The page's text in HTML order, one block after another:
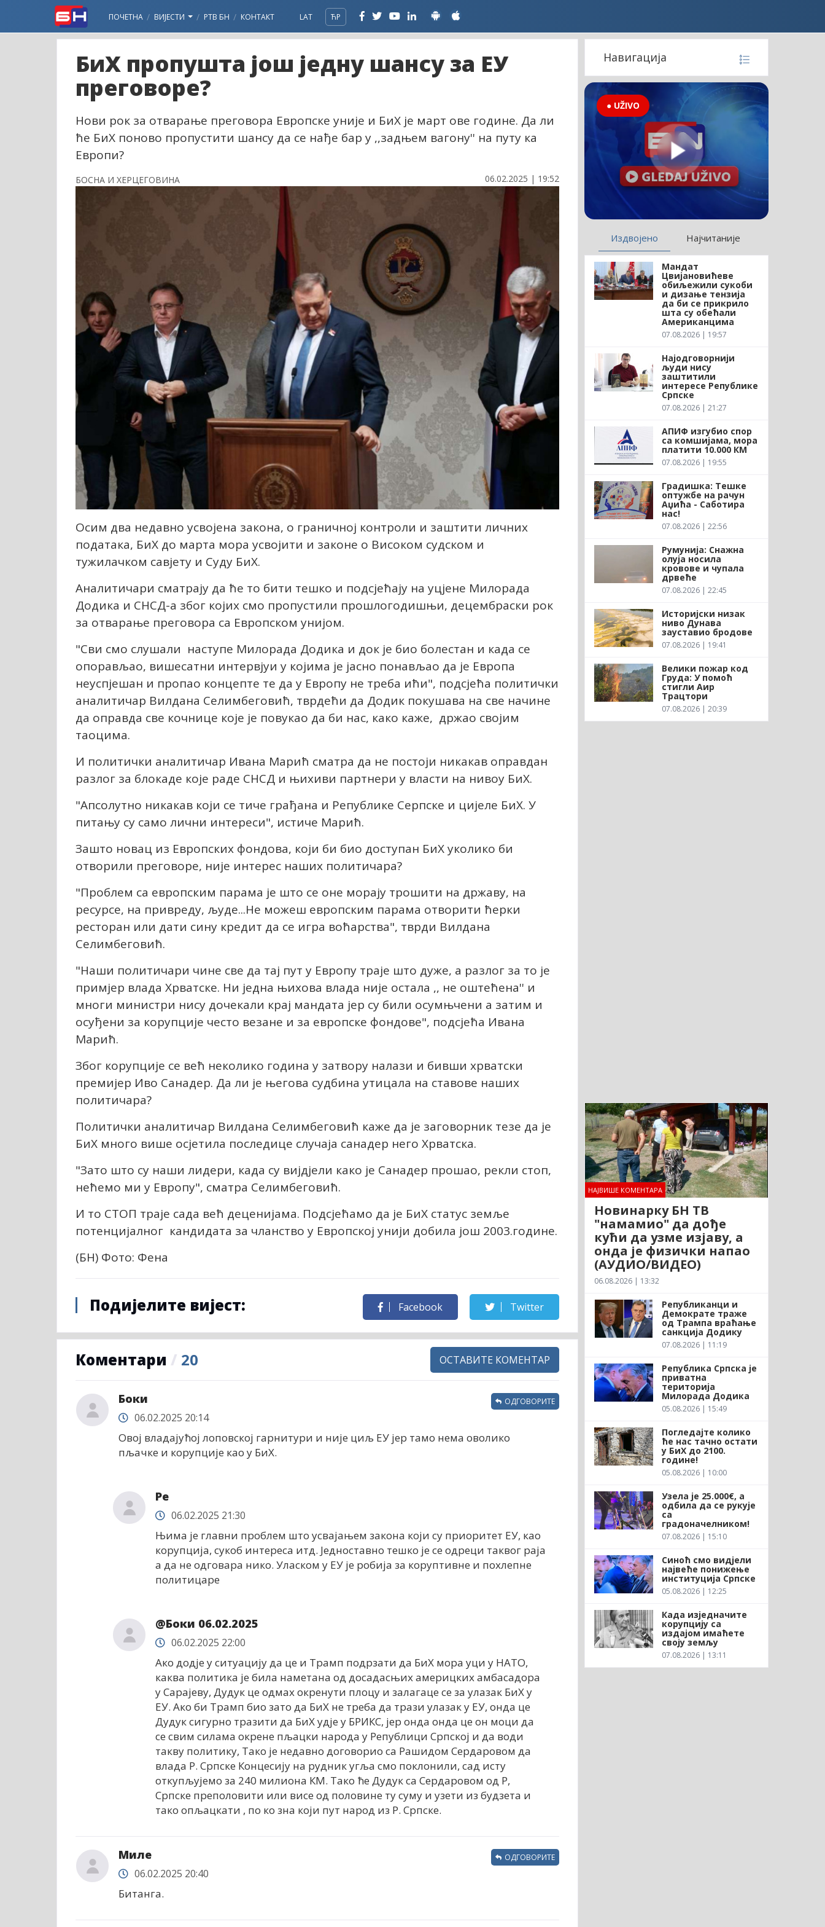
ПОЧЕТНА ВИЈЕСТИ РТВ БН КОНТАКТ LAT ЋР
БиХ пропушта још једну шансу за ЕУ
преговоре?
Нови рок за отварање преговора Европске уније и БиХ је март ове године. Да ли
ће БиХ поново пропустити шансу да се нађе бар у ,,задњем вагону'' на путу ка
Европи?
БОСНА И ХЕРЦЕГОВИНА 06.02.2025 | 19:52
Осим два недавно усвојена закона, о граничној контроли и заштити личних
података, БиХ до марта мора усвојити и законе о Високом судском и
тужилачком савјету и Суду БиХ.
Аналитичари сматрају да ће то бити тешко и подсјећају на уцјене Милорада
Додика и СНСД-а због којих смо пропустили прошлогодишњи, децембраски рок
за отварање преговора са Европском унијом.
"Сви смо слушали наступе Милорада Додика и док је био болестан и када се
опорављао, вишесатни интервјуи у којима је јасно понављао да је Европа
неуспјешан и пропао концепте те да у Европу не треба ићи", подсјећа политички
аналитичар Вилдана Селимбеговић, тврдећи да Додик покушава на све начине
да оправда све кочнице које је повукао да би нас, како каже, држао својим
таоцима.
И политички аналитичар Ивана Марић сматра да не постоји никакав оправдан
разлог за блокаде које раде СНСД и њихиви партнери у власти на нивоу БиХ.
"Апсолутно никакав који се тиче грађана и Републике Серпске и цијеле БиХ. У
питању су само лични интереси", истиче Марић.
Зашто новац из Европских фондова, који би био доступан БиХ уколико би
отворили преговоре, није интерес наших политичара?
"Проблем са европским парама је што се оне морају трошити на државу, на
ресурсе, на привреду, људе...Не можеш европским парама отворити ћерки
ресторан или дати сину кредит да се игра воћарства", тврди Вилдана
Селимбеговић.
"Наши политичари чине све да тај пут у Европу траје што дуже, а разлог за то је
примјер влада Хрватске. Ни једна њихова влада није остала ,, не оштећена'' и
многи министри нису дочекали крај мандата јер су били осумњчени а затим и
осуђени за корупције често везане и за европске фондове", подсјећа Ивана
Марић.
Због корупције се већ неколико година у затвору налази и бивши хрватски
премијер Иво Санадер. Да ли је његова судбина утицала на ставове наших
политичара?
Политички аналитичар Вилдана Селимбеговић каже да је заговорник тезе да је
БиХ много више осјетила последице случаја санадер него Хрватска.
"Зато што су наши лидери, када су вијдјели како је Санадер прошао, рекли стоп,
нећемо ми у Европу", сматра Селимбеговић.
И то СТОП траје сада већ деценијама. Подсјећамо да је БиХ статус земље
потенцијалног кандидата за чланство у Европској унији добила још 2003.године.
(БН) Фото: Фена
Подијелите вијест: Facebook Twitter
Коментари / 20 ОСТАВИТЕ КОМЕНТАР
Боки
06.02.2025 20:14
Овој владајућој лоповској гарнитури и није циљ ЕУ јер тамо нема оволико
пљачке и корупције као у БиХ.
ОДГОВОРИТЕ
Ре
06.02.2025 21:30
Њима је главни проблем што усвајањем закона који су приоритет ЕУ, као
корупција, сукоб интереса итд. Једноставно тешко је се одреци таквог раја
а да не одговара нико. Уласком у ЕУ је робија за коруптивне и похлепне
политицаре
@Боки 06.02.2025
06.02.2025 22:00
Ако додје у ситуацију да це и Трамп подрзати да БиХ мора уци у НАТО,
каква политика је била наметана од досадасњих америцких амбасадора
у Сарајеву, Дудук це одмах окренути плоцу и залагаце се за улазак БиХ у
ЕУ. Ако би Трамп био зато да БиХ не треба да трази улазак у ЕУ, онда це
Дудук сигурно тразити да БиХ удје у БРИКС, јер онда онда це он моци да
се свим силама окрене пљацки народа у Републици Српској и да води
такву политику, Тако је недавно договорио са Рашидом Сердаровом да
влада Р. Српске Концесију на рудник угља смо поклонили, сад исту
откупљујемо за 240 милиона КМ. Тако ће Дудук са Сердаровом од Р,
Српске преполовити или висе од половине ту суму и узети из будзета и
тако опљацкати , по ко зна који пут народ из Р. Српске.
Миле
06.02.2025 20:40
Битанга.
ОДГОВОРИТЕ
Навигација
● UŽIVO
Издвојено Најчитаније
Мандат
Цвијановићеве
обиљежили сукоби
и дизање тензија
да би се прикрило
шта су обећали
Американцима
07.08.2026 | 19:57
Најодговорнији
људи нису
заштитили
интересе Републике
Српске
07.08.2026 | 21:27
АПИФ изгубио спор
са комшијама, мора
платити 10.000 КМ
07.08.2026 | 19:55
Градишка: Тешке
оптужбе на рачун
Аџића - Саботира
нас!
07.08.2026 | 22:56
Румунија: Снажна
олуја носила
кровове и чупала
дрвеће
07.08.2026 | 22:45
Историјски низак
ниво Дунава
зауставио бродове
07.08.2026 | 19:41
Велики пожар код
Груда: У помоћ
стигли Аир
Трацтори
07.08.2026 | 20:39
НАЈВИШЕ КОМЕНТАРА
Новинарку БН ТВ
"намамио" да дође
кући да узме изјаву, а
онда је физички напао
(АУДИО/ВИДЕО)
06.08.2026 | 13:32
Републиканци и
Демократе траже
од Трампа враћање
санкција Додику
07.08.2026 | 11:19
Република Српска је
приватна
територија
Милорада Додика
05.08.2026 | 15:49
Погледајте колико
ће нас тачно остати
у БиХ до 2100.
године!
05.08.2026 | 10:00
Узела је 25.000€, а
одбила да се рукује
са
градоначелником!
07.08.2026 | 15:10
Синоћ смо видјели
највеће понижење
институција Српске
05.08.2026 | 12:25
Када изједначите
корупцију са
издајом имаћете
своју земљу
07.08.2026 | 13:11